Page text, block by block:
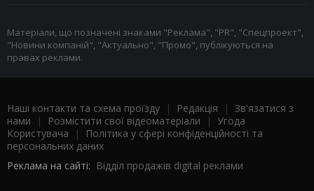
Матеріали, що позначені знаками "Реклама", "PR", "Спецпроект",
"Новини компаній", "Актуально", "Промо", публікуються на
правах реклами.
Наші контакти та схема проїзду | Редакція | Зв'язатися з
нами | Розмістити свої відеоматеріали | Угода
Користувача |
Політика у сфері конфіденційності та
персональних даних
Реклама на сайті: Відділ продажів digital реклами